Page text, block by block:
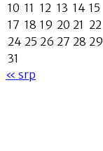
10 11 12 13 14 15
17 18 19 20 21 22
24 25 26 27 28 29
31
« srp